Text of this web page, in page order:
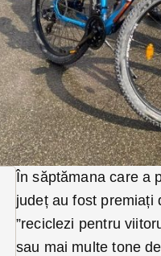
În săptămana care a
județ au fost premiați
”reciclezi pentru
sau mai multe tone